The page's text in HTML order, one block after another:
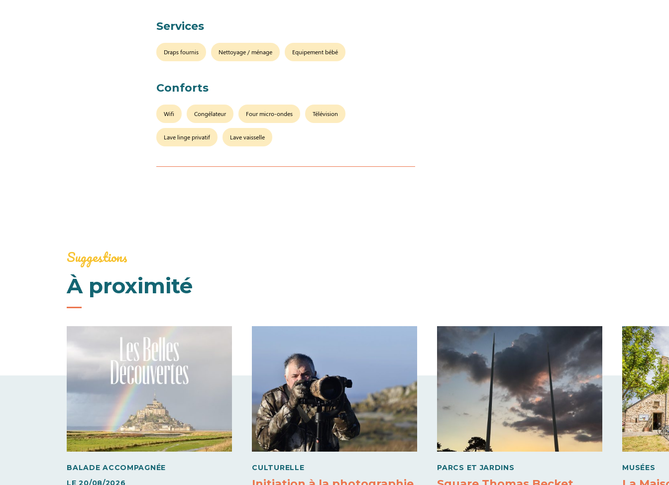
Services
Draps fournis Nettoyage / ménage Equipement bébé
Conforts
Wifi Congélateur Four micro-ondes Télévision
Lave linge privatif Lave vaisselle
Suggestions
À proximité
BALADE ACCOMPAGNÉE
LE 20/08/2026
CULTURELLE PARCS ET JARDINS MUSÉES